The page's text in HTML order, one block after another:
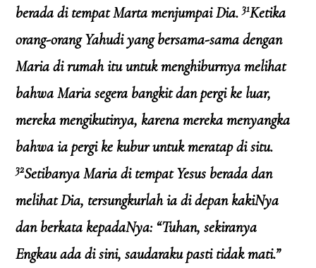
berada di tempat Marta menjumpai Dia.31Ketika
orang-orang Yahudi yang bersama-sama dengan
Maria di rumah itu untuk menghiburnya melihat
bahwa Maria segera bangkit dan pergi ke luar,
mereka mengikutinya, karena mereka menyangka
bahwa ia pergi ke kubur untuk meratap di situ.
32Setibanya Maria di tempat Yesus berada dan
melihat Dia, tersungkurlah ia di depan kakiNya
dan berkata kepadaNya: “Tuhan, sekiranya
Engkau ada di sini, saudaraku pasti tidak mati.”